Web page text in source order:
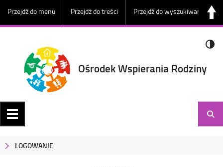
Przejdź do menu Przejdź do treści Przejdź do wyszukiwarki
Ośrodek Wspierania Rodziny
LOGOWANIE